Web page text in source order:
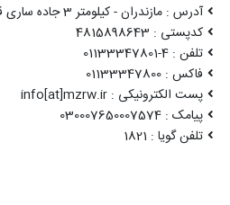
آدرس : مازندران - کیلومتر 3 جاده ساری قائمشهر
کدپستی : 4815898643
تلفن : 4-01133347801
فاکس : 01133347800
پست الکترونیکی : info[at]mzrw.ir
پیامک : 030007650007574
تلفن گویا : 1821